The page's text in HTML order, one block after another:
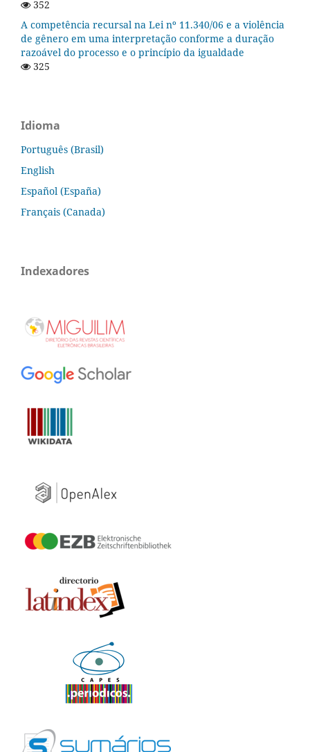
352
A competência recursal na Lei nº 11.340/06 e a violência
de gênero em uma interpretação conforme a duração
razoável do processo e o princípio da igualdade
325
Idioma
Português (Brasil)
English
Español (España)
Français (Canada)
Indexadores